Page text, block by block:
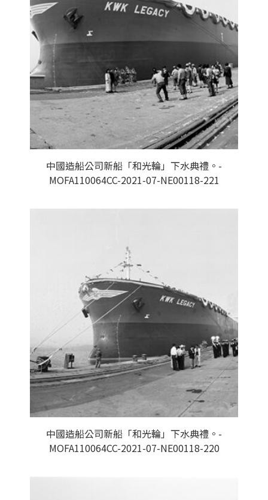
中國造船公司新船「和光輪」下水典禮。-
MOFA110064CC-2021-07-NE00118-221
中國造船公司新船「和光輪」下水典禮。-
MOFA110064CC-2021-07-NE00118-220